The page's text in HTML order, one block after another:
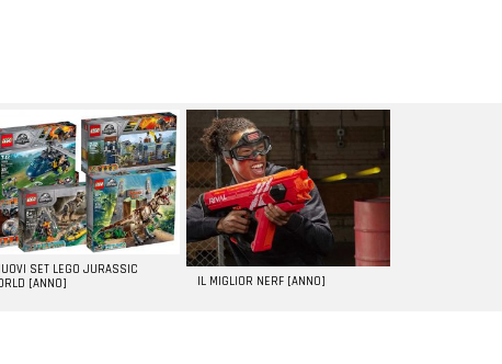
SET LEGO JURASSIC
[ANNO]
IL MIGLIOR NERF [ANNO]